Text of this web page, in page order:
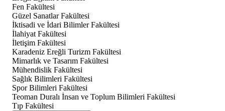
Fen Fakültesi
Güzel Sanatlar Fakültesi
İktisadi ve İdari Bilimler Fakültesi
İlahiyat Fakültesi
İletişim Fakültesi
Karadeniz Ereğli Turizm Fakültesi
Mimarlık ve Tasarım Fakültesi
Mühendislik Fakültesi
Sağlık Bilimleri Fakültesi
Spor Bilimleri Fakültesi
Teoman Duralı İnsan ve Toplum Bilimleri Fakültesi
Tıp Fakültesi